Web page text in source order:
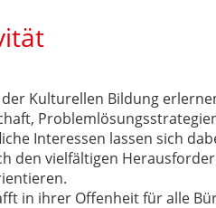
Kulturellen Bildung
Interessen lassen sich
den vielfältigen
in ihrer Offenheit für alle